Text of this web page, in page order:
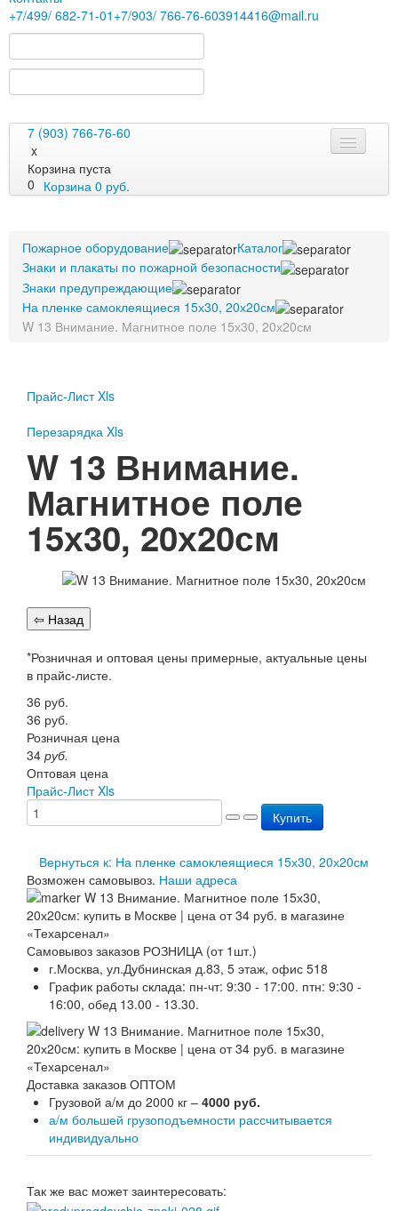
+7/499/ 682-71-01 +7/903/ 766-76-603914416@mail.ru
7 (903) 766-76-60
x
Корзина пуста
0 Корзина 0 руб.
Перезарядка
Перезарядка ОП
Перезарядка ОУ
Перезарядка ОВП
Доставка
О нас
Статьи
Публичная оферта
Сертификаты
Вопрос-Ответ
Контакты
Пожарное оборудование
Перезарядка ОП
Перезарядка ОВП
Доставка
Гарантии
О нас
Статьи
Сертификаты
Вопрос-Ответ
Пожарное оборудование
Каталог
Знаки и плакаты по пожарной безопасности
Знаки предупреждающие
На пленке самоклеящиеся 15х30, 20х20см
W 13 Внимание. Магнитное поле 15х30, 20х20см
Прайс-Лист Xls
Перезарядка Xls
W 13 Внимание.
Магнитное поле
15х30, 20х20см
*Розничная и оптовая цены примерные, актуальные цены
в прайс-листе.
36 руб.
36 руб.
Розничная цена
34 руб.
Оптовая цена
Прайс-Лист Xls
Купить
Вернуться к: На пленке самоклеящиеся 15х30, 20х20см
Возможен самовывоз. Наши адреса
Самовывоз заказов РОЗНИЦА (от 1шт.)
г.Москва, ул.Дубнинская д.83, 5 этаж, офис 518
График работы склада: пн-чт: 9:30 - 17:00. птн: 9:30 -
16:00, обед 13.00 - 13.30.
Доставка заказов ОПТОМ
Грузовой а/м до 2000 кг – 4000 руб.
а/м большей грузоподъемности рассчитывается
индивидуально
Так же вас может заинтересовать: